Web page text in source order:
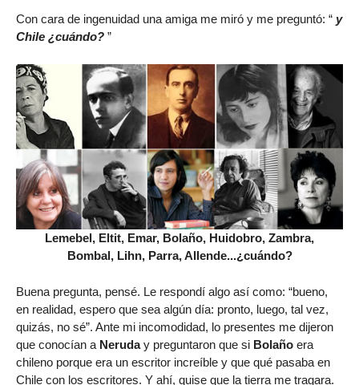
Con cara de ingenuidad una amiga me miró y me preguntó: “ y
Chile ¿cuándo? ”
Lemebel, Eltit, Emar, Bolaño, Huidobro, Zambra,
Bombal, Lihn, Parra, Allende...¿cuándo?
Buena pregunta, pensé. Le respondí algo así como: “bueno,
en realidad, espero que sea algún día: pronto, luego, tal vez,
quizás, no sé”. Ante mi incomodidad, lo presentes me dijeron
que conocían a Neruday preguntaron que si Bolaño era
chileno porque era un escritor increíble y que qué pasaba en
Chile con los escritores. Y ahí, quise que la tierra me tragara.